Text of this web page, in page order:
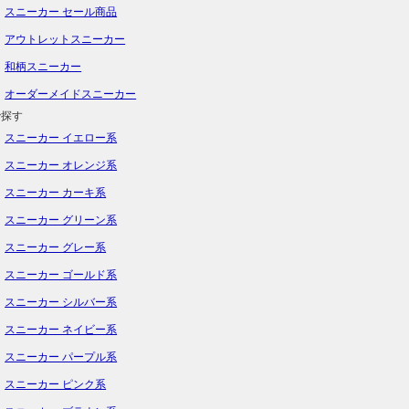
スニーカー セール商品
アウトレットスニーカー
和柄スニーカー
オーダーメイドスニーカー
す
スニーカー イエロー系
スニーカー オレンジ系
スニーカー カーキ系
スニーカー グリーン系
スニーカー グレー系
スニーカー ゴールド系
スニーカー シルバー系
スニーカー ネイビー系
スニーカー パープル系
スニーカー ピンク系